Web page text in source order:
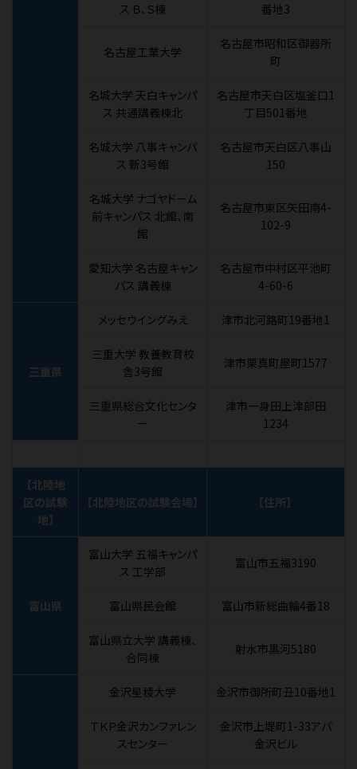
ス Ｂ、Ｓ棟 番地3
名古屋工業大学
名古屋市昭和区御器所
町
名城大学 天白キャンパ
ス 共通講義棟北
名古屋市天白区塩釜口1
丁目501番地
名城大学 八事キャンパ
ス 新3号館
名古屋市天白区八事山
150
名城大学 ナゴヤドーム
前キャンパス 北館、南
館
名古屋市東区矢田南4-
102-9
愛知大学 名古屋キャン
パス 講義棟
名古屋市中村区平池町
4-60-6
三重県
メッセウイングみえ 津市北河路町19番地1
三重大学 教養教育校
舎3号館
津市栗真町屋町1577
三重県総合文化センタ
ー
津市一身田上津部田
1234
【北陸地
区の試験
地】
【北陸地区の試験会場】 【住所】
富山県
富山大学 五福キャンパ
ス 工学部
富山市五福3190
富山県民会館 富山市新総曲輪4番18
富山県立大学 講義棟、
合同棟
射水市黒河5180
金沢星稜大学 金沢市御所町丑10番地1
ＴＫＰ金沢カンファレン
スセンター
金沢市上堤町1-33アパ
金沢ビル